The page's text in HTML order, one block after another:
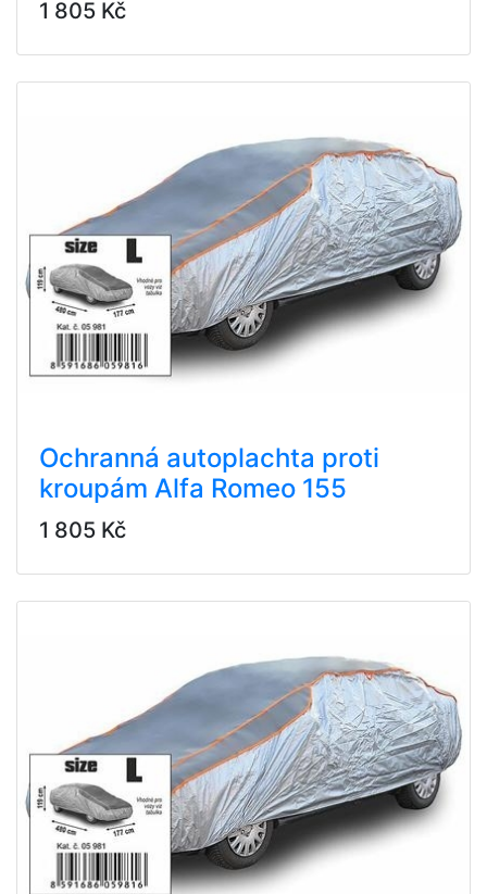
1 805 Kč
Ochranná autoplachta proti
kroupám Alfa Romeo 155
1 805 Kč